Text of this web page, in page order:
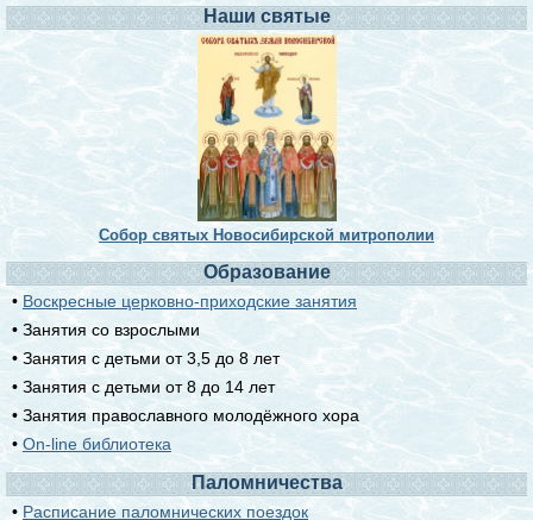
Наши святые
Собор святых Новосибирской митрополии
Образование
• Воскресные церковно-приходские занятия
• Занятия со взрослыми
• Занятия с детьми от 3,5 до 8 лет
• Занятия с детьми от 8 до 14 лет
• Занятия православного молодёжного хора
• On-line библиотека
Паломничества
• Расписание паломнических поездок